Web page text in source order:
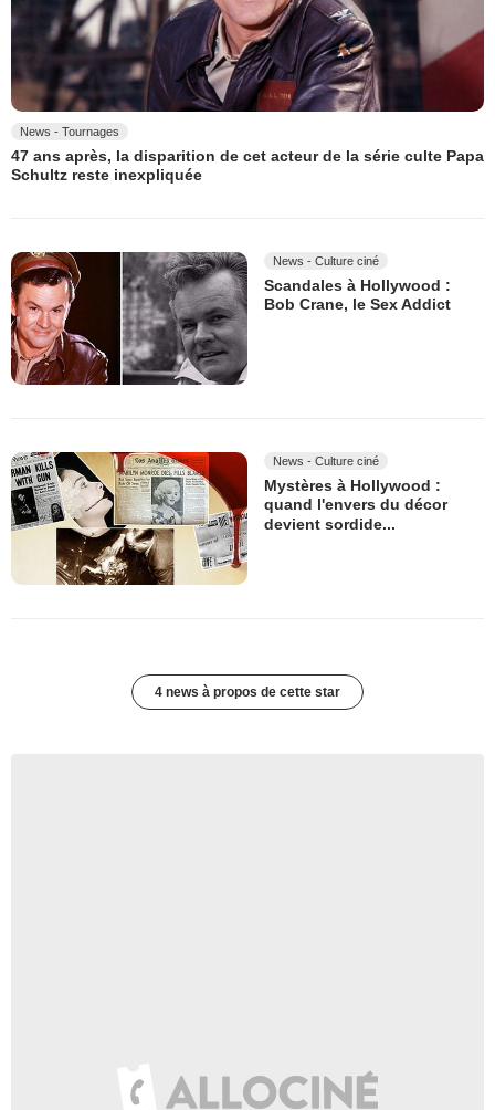
News - Tournages
47 ans après, la disparition de cet acteur de la série culte Papa
Schultz reste inexpliquée
News - Culture ciné
Scandales à Hollywood :
Bob Crane, le Sex Addict
News - Culture ciné
Mystères à Hollywood :
quand l'envers du décor
devient sordide...
4 news à propos de cette star